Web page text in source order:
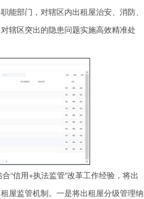
能部门，对辖区内出租屋治安、消防、
辖区突出的隐患问题实施高效精准处
信用+执法监管”改革工作经验，将出
屋监管机制。一是将出租屋分级管理纳